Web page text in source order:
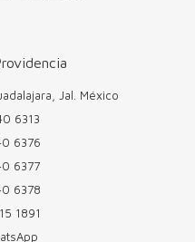
Jal. México
6313
6376
6377
6378
1891